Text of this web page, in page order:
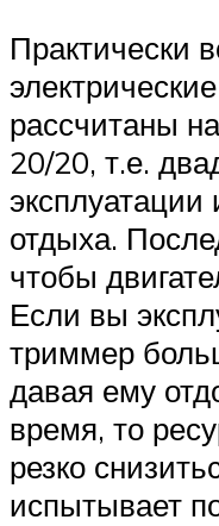
Практически
рассчитаны
20/20, т.е.
отдыха.
чтобы
Если вы
триммер
давая ему
время, то
резко
испытывает